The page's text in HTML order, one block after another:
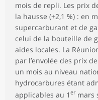
mois de repli. Les prix
la hausse (+2,1 %) : en
supercarburant et de
celui de la bouteille de
aides locales. La
par l’envolée des prix
un mois au niveau
hydrocarbures étant
applicables au 1 ermars